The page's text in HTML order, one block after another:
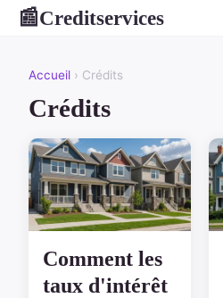
📰Creditservices
Accueil › Crédits
Crédits
Comment les
taux d'intérêt